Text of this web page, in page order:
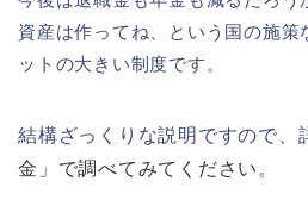
資産は作ってね、という国の施策
ットの大きい制度です。
結構ざっくりな説明ですので、
金」で調べてみて ください 。